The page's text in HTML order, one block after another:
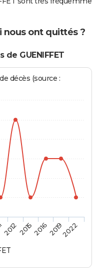
nous ont quittés ?
GUENIFFET
décès (source :
20122015201620192022